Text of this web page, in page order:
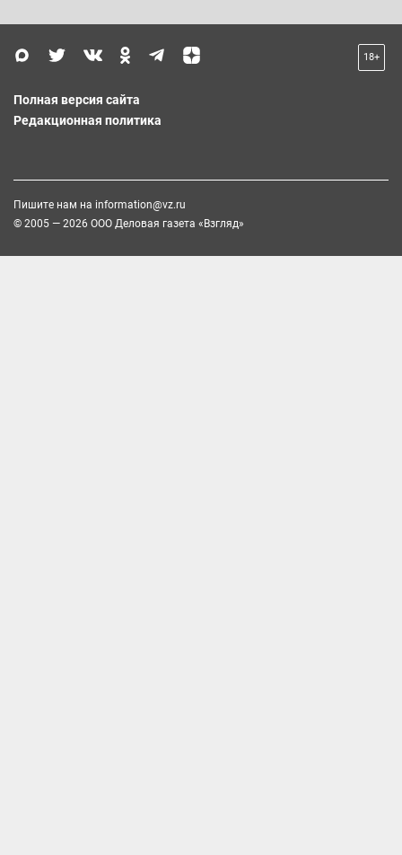
18+
Полная версия сайта
Редакционная политика
Пишите нам на information@vz.ru
© 2005 — 2026 ООО Деловая газета «Взгляд»